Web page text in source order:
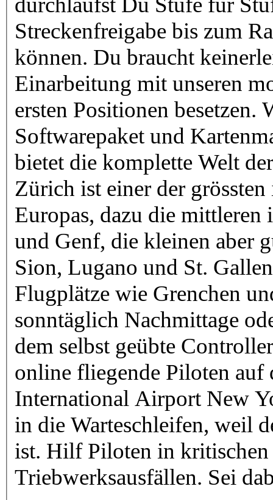
Streckenfreigabe bis zum
können. Du braucht
Einarbeitung mit unseren
ersten Positionen
Softwarepaket und
bietet die komplette Welt
Zürich ist einer der
Europas, dazu die
und Genf, die kleinen aber
Sion, Lugano und St.
Flugplätze wie Grenchen
sonntäglich Nachmittage
dem selbst geübte
online fliegende Piloten auf
International Airport New
in die Warteschleifen, weil
ist. Hilf Piloten in
Triebwerksausfällen. Sei